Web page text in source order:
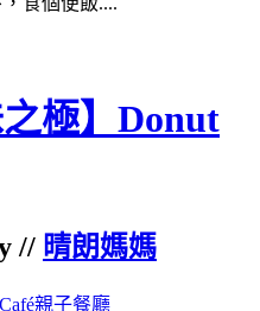
之極】Donut
// 晴朗媽媽